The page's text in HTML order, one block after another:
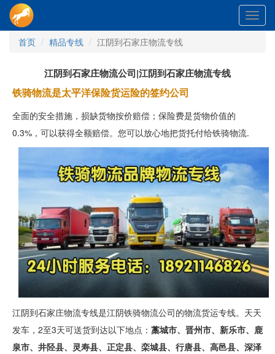
首页
精品专线 江阴到石家庄物流专线
江阴到石家庄物流公司|江阴到石家庄物流专线
铁骑物流是太平洋保险货运险的签约公司
全面的安全措施，损缺货物按价赔偿；保险费是货物价值的
0.3%，可以获得全额赔偿。您可以放心地把货托付给铁骑物流.
江阴到石家庄物流专线是江阴铁骑物流公司的物流货运专线。天天
发车，2至3天可送货到达以下地点： 藁城市、晋州市、新乐市、鹿
泉市、井陉县、灵寿县、正定县、栾城县、行唐县、高邑县、深泽